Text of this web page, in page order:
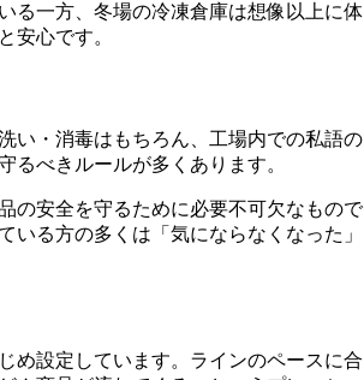
る一方、冬場の冷凍倉庫は想像以上に体
安心です。
い・消毒はもちろん、工場内での私語の
るべきルールが多くあります。
の安全を守るために必要不可欠なもので
いる方の多くは「気にならなくなった」
め設定しています。ラインのペースに合